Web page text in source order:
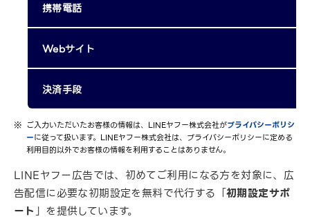
携帯電話
Webサイト
決済手段
ご入力いただいたお客様の情報は、LINEヤフー株式会社がプライバシーポリシ
ーに従って扱います。LINEヤフー株式会社は、プライバシーポリシーに定める
利用目的以外でお客様の情報を利用することはありません。
LINEヤフー広告では、初めてご利用になる方を対象に、広
告配信に必要な初期設定を無料で代行する「初期設定サポ
ート」を提供しています。